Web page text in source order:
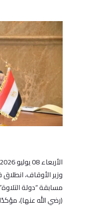
وزير الأوقاف،
مسابقة “دولة
(رضي الله عنها)،